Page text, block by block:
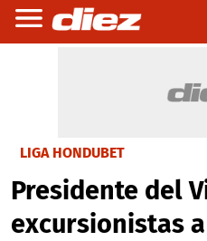
LIGA HONDUBET
Presidente del
excursionistas